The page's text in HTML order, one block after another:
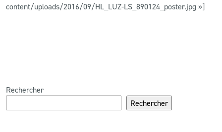
MATCH DES CELEBRITES
content/uploads/2016/09/HL_LUZ-LS_890124_poster.jpg »]
Rechercher
Rechercher